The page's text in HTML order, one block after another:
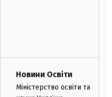
Новини Освіти
Міністерство освіти та